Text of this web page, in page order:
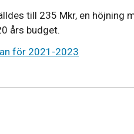
till 235 Mkr, en höjning
års budget.
för 2021-2023